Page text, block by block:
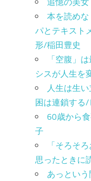
本を読め
パとテキスト
形/稲田豊史
「空腹」
シスが人生を
人生は生
困は連鎖する/
60歳から
子
「そろそ
思ったときに
あっとい